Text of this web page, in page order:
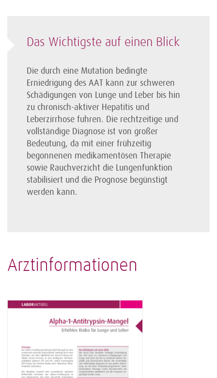
Das Wichtigste auf einen Blick
Die durch eine Mutation bedingte
Erniedrigung des AAT kann zur schweren
Schädigungen von Lunge und Leber bis hin
zu chronisch-aktiver Hepatitis und
Leberzirrhose fuhren. Die rechtzeitige und
vollständige Diagnose ist von großer
Bedeutung, da mit einer frühzeitig
begonnenen medikamentösen Therapie
sowie Rauchverzicht die Lungenfunktion
stabilisiert und die Prognose begünstigt
werden kann.
Arztinformationen